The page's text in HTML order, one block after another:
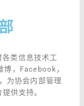
类信息技术工
，Facebook，
为协会内部管理
供支持。